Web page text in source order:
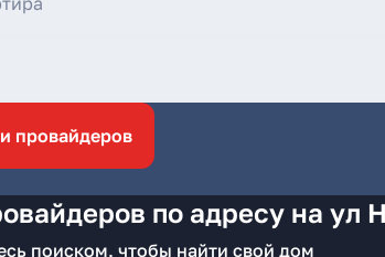
провайдеров
по адресу на ул
поиском, чтобы найти свой дом